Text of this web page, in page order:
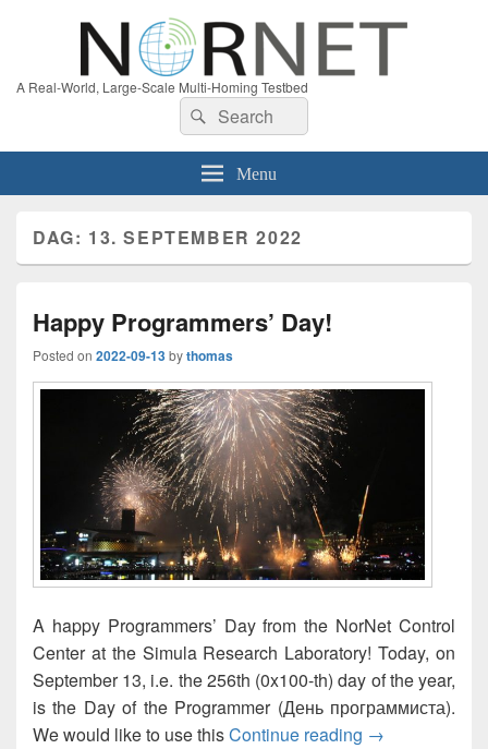
A Real-World, Large-Scale Multi-Homing Testbed
Search
for:
Search
Menu
DAG: 13. SEPTEMBER 2022
Happy Programmers’ Day!
Posted on 2022-09-13bythomas
A happy Programmers’ Day from the NorNet Control
Center at the Simula Research Laboratory! Today, on
September 13, i.e. the 256th (0x100-th) day of the year,
is the Day of the Programmer (День программиста).
We would like to use thisContinue reading Happy
→